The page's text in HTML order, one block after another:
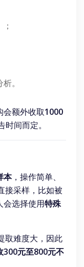
。
会额外收取1000
间而定。
本，操作简单、
接采样，比如被
会选择使用特殊
取难度大，因此
300元至800元不